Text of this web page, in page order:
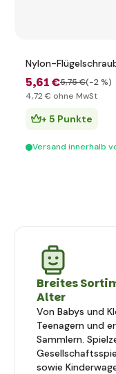
Nylon-
5,61 €5,75 €(-2 %)
4,72 € ohne MwSt
+ 5 Punkte
Versand innerhalb
Breites
Alter
Von Babys und
Teenagern und
Sammlern.
sowie